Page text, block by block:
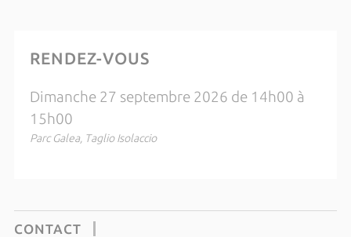
RENDEZ-VOUS
Dimanche 27 septembre 2026 de 14h00 à
15h00
Parc Galea, Taglio Isolaccio
CONTACT